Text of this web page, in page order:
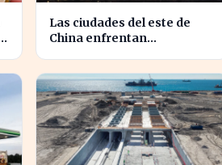
Las ciudades del este de
China enfrentan
agua subterránea